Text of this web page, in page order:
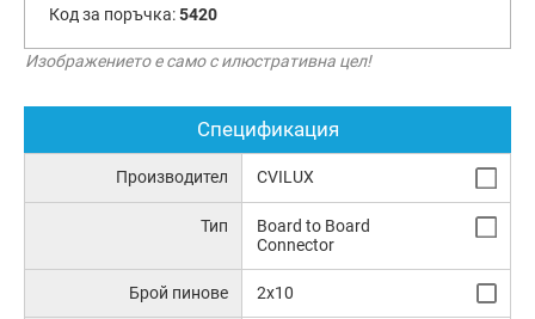
Код за поръчка:5420
Изображението е само с илюстративна цел!
Спецификация
Производител CVILUX
Тип
Board to Board
Connector
Брой пинове 2x10